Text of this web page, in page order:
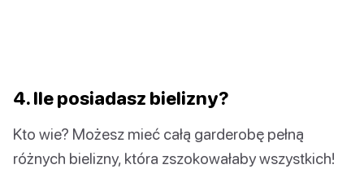
4. Ile posiadasz bielizny?
Kto wie? Możesz mieć całą garderobę pełną
różnych bielizny, która zszokowałaby wszystkich!